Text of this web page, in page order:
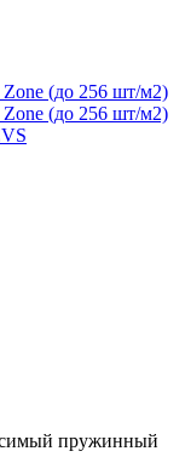
(до 256 шт/м2)
(до 256 шт/м2)
пружинный